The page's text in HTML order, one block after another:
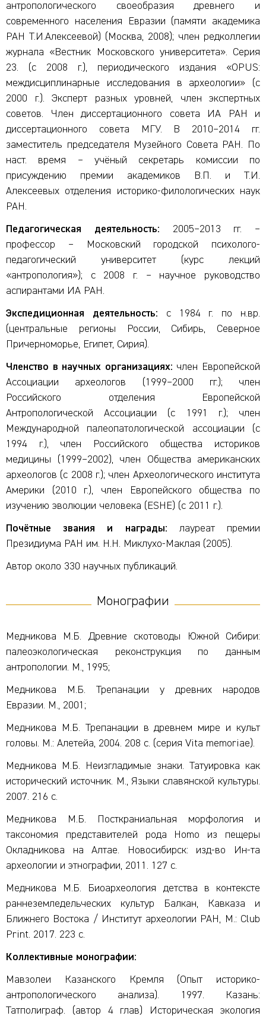
антропологического своеобразия древнего и
современного населения Евразии (памяти академика
РАН Т.И.Алексеевой) (Москва, 2008); член редколлегии
журнала «Вестник Московского университета». Серия
23. (с 2008 г.), периодического издания «OPUS:
междисциплинарные исследования в археологии» (с
2000 г.). Эксперт разных уровней, член экспертных
советов. Член диссертационного совета ИА РАН и
диссертационного совета МГУ. В 2010–2014 гг.
заместитель председателя Музейного Совета РАН. По
наст. время – учёный секретарь комиссии по
присуждению премии академиков В.П. и Т.И.
Алексеевых отделения историко-филологических наук
РАН.
Педагогическая деятельность: 2005–2013 гг. –
профессор – Московский городской психолого-
педагогический университет (курс лекций
«антропология»); с 2008 г. – научное руководство
аспирантами ИА РАН.
Экспедиционная деятельность: с 1984 г. по н.вр.
(центральные регионы России, Сибирь, Северное
Причерноморье, Египет, Сирия).
Членство в научных организациях: член Европейской
Ассоциации археологов (1999–2000 гг.); член
Российского отделения Европейской
Антропологической Ассоциации (с 1991 г.); член
Международной палеопатологической ассоциации (с
1994 г.), член Российского общества историков
медицины (1999–2002), член Общества американских
археологов (с 2008 г.); член Археологического института
Америки (2010 г.), член Европейского общества по
изучению эволюции человека (ESHE) (с 2011 г.).
Почётные звания и награды: лауреат премии
Президиума РАН им. Н.Н. Миклухо-Маклая (2005).
Автор около 330 научных публикаций.
Монографии
Медникова М.Б. Древние скотоводы Южной Сибири:
палеоэкологическая реконструкция по данным
антропологии. М., 1995;
Медникова М.Б. Трепанации у древних народов
Евразии. М., 2001;
Медникова М.Б. Трепанации в древнем мире и культ
головы. М.: Алетейа, 2004. 208 с. (серия Vita memoriae).
Медникова М.Б. Неизгладимые знаки. Татуировка как
исторический источник. М., Языки славянской культуры.
2007. 216 с.
Медникова М.Б. Посткраниальная морфология и
таксономия представителей рода Homo из пещеры
Окладникова на Алтае. Новосибирск: изд-во Ин-та
археологии и этнографии, 2011. 127 с.
Медникова М.Б. Биоархеология детства в контексте
раннеземледельческих культур Балкан, Кавказа и
Ближнего Востока / Институт археологии РАН, M.: Club
Print. 2017. 223 с.
Коллективные монографии:
Мавзолеи Казанского Кремля (Опыт историко-
антропологического анализа). 1997. Казань:
Татполиграф. (автор 4 глав) Историческая экология